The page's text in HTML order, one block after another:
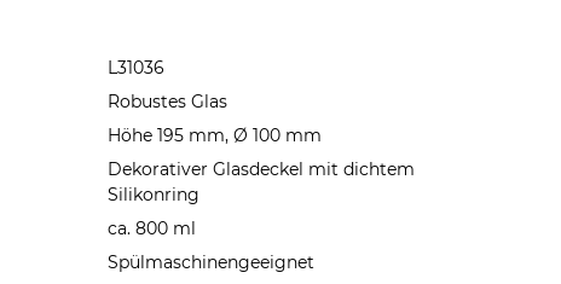
L31036
Robustes Glas
Höhe 195 mm, Ø 100 mm
Dekorativer Glasdeckel mit dichtem
Silikonring
ca. 800 ml
Spülmaschinengeeignet